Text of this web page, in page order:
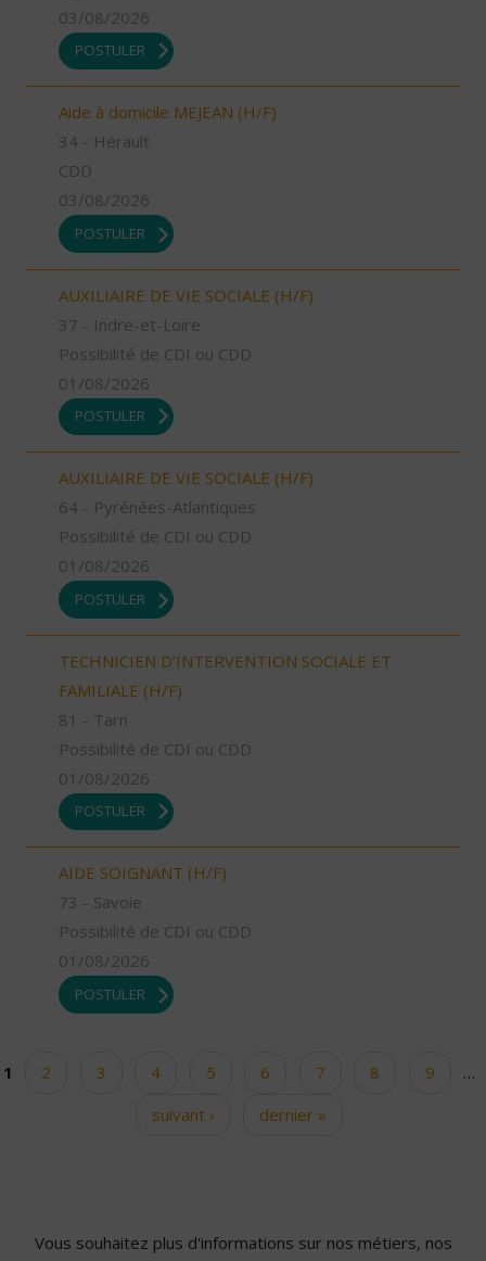
03/08/2026
POSTULER
Aide à domicile MEJEAN (H/F)
34 - Hérault
CDD
03/08/2026
POSTULER
AUXILIAIRE DE VIE SOCIALE (H/F)
37 - Indre-et-Loire
Possibilité de CDI ou CDD
01/08/2026
POSTULER
AUXILIAIRE DE VIE SOCIALE (H/F)
64 - Pyrénées-Atlantiques
Possibilité de CDI ou CDD
01/08/2026
POSTULER
TECHNICIEN D’INTERVENTION SOCIALE ET
FAMILIALE (H/F)
81 - Tarn
Possibilité de CDI ou CDD
01/08/2026
POSTULER
AIDE SOIGNANT (H/F)
73 - Savoie
Possibilité de CDI ou CDD
01/08/2026
POSTULER
Pages
1 2 3 4 5 6 7 8 9
…
suivant ›
dernier »
Vous souhaitez plus d'informations sur nos métiers, nos